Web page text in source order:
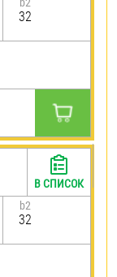
32
b2
32
В СПИСОК